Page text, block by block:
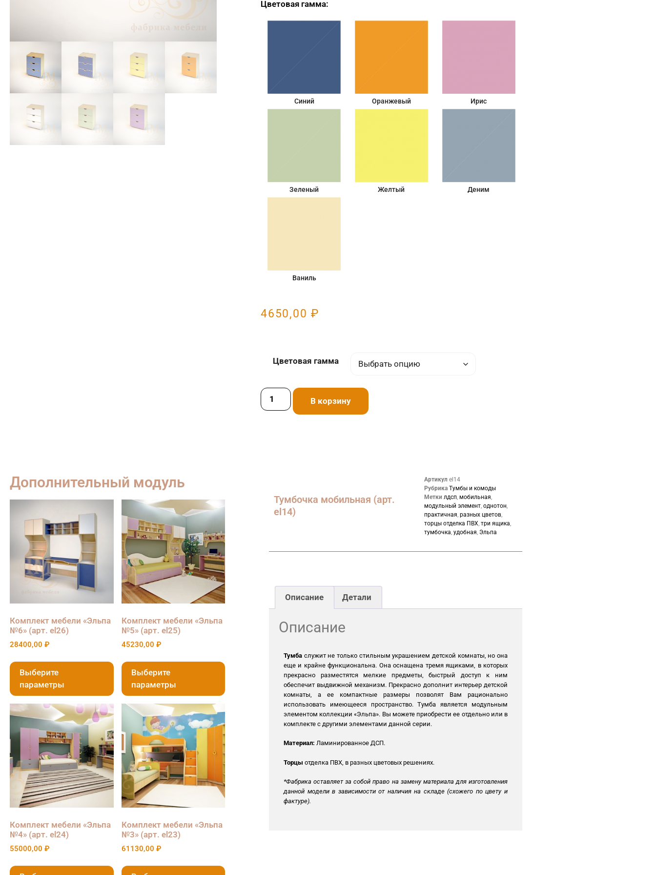
Цветовая гамма:
Синий Оранжевый Ирис
Зеленый Желтый Деним
Ваниль
4650,00₽
Цветовая гамма
В корзину
Дополнительный модуль
Комплект мебели «Эльпа
№6» (арт. el26)
28400,00 ₽
Выберите
параметры
Комплект мебели «Эльпа
№5» (арт. el25)
45230,00 ₽
Выберите
параметры
Комплект мебели «Эльпа
№4» (арт. el24)
55000,00 ₽
Комплект мебели «Эльпа
№3» (арт. el23)
61130,00 ₽
Тумбочка мобильная (арт.
el14)
Артикул el14
Рубрика Тумбы и комоды
Метки лдсп, мобильная,
модульный элемент, однотон,
практичная, разных цветов,
торцы отделка ПВХ, три ящика,
тумбочка, удобная, Эльпа
Описание Детали
Описание
Тумба служит не только стильным украшением детской комнаты, но она
еще и крайне функциональна. Она оснащена тремя ящиками, в которых
прекрасно разместятся мелкие предметы, быстрый доступ к ним
обеспечит выдвижной механизм. Прекрасно дополнит интерьер детской
комнаты, а ее компактные размеры позволят Вам рационально
использовать имеющееся пространство. Тумба является модульным
элементом коллекции «Эльпа». Вы можете приобрести ее отдельно или в
комплекте с другими элементами данной серии.
Материал: Ламинированное ДСП.
Торцы отделка ПВХ, в разных цветовых решениях.
*Фабрика оставляет за собой право на замену материала для изготовления
данной модели в зависимости от наличия на складе (схожего по цвету и
фактуре).